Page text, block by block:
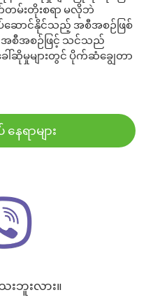
းတိုးစရာ မလိုဘဲ
ဆောင်နိုင်သည့် အစီအစဉ်ဖြစ်
အစီအစဉ်ဖြင့် သင်သည်
ေါ်ဆိုမှုများတွင် ပိုက်ဆံချွေတာ
ေရာများ
းဘူးလား။